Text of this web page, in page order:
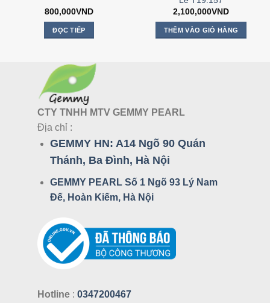
800,000VND
ĐỌC TIẾP
2,100,000VND
THÊM VÀO GIỎ HÀNG
CTY TNHH MTV GEMMY PEARL
Địa chỉ :
GEMMY HN: A14 Ngõ 90 Quán
Thánh, Ba Đình, Hà Nội
GEMMY PEARL Số 1 Ngõ 93 Lý Nam
Đế, Hoàn Kiếm, Hà Nội
Hotline : 0347200467